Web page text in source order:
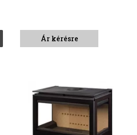
Ár kérésre